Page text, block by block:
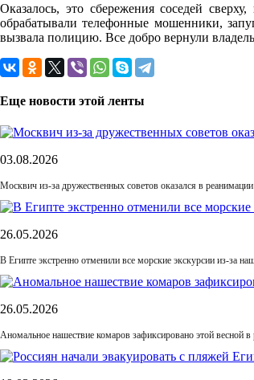
Оказалось, это сбережения соседей
обрабатывали телефонные мошенники,
вызвала полицию. Все добро вернули
Еще новости этой ленты
03.08.2026
Москвич из-за дружественных советов оказался в реанимации
26.05.2026
В Египте экстренно отменили все морские экскурсии из-за
26.05.2026
Аномальное нашествие комаров зафиксировано этой весной в